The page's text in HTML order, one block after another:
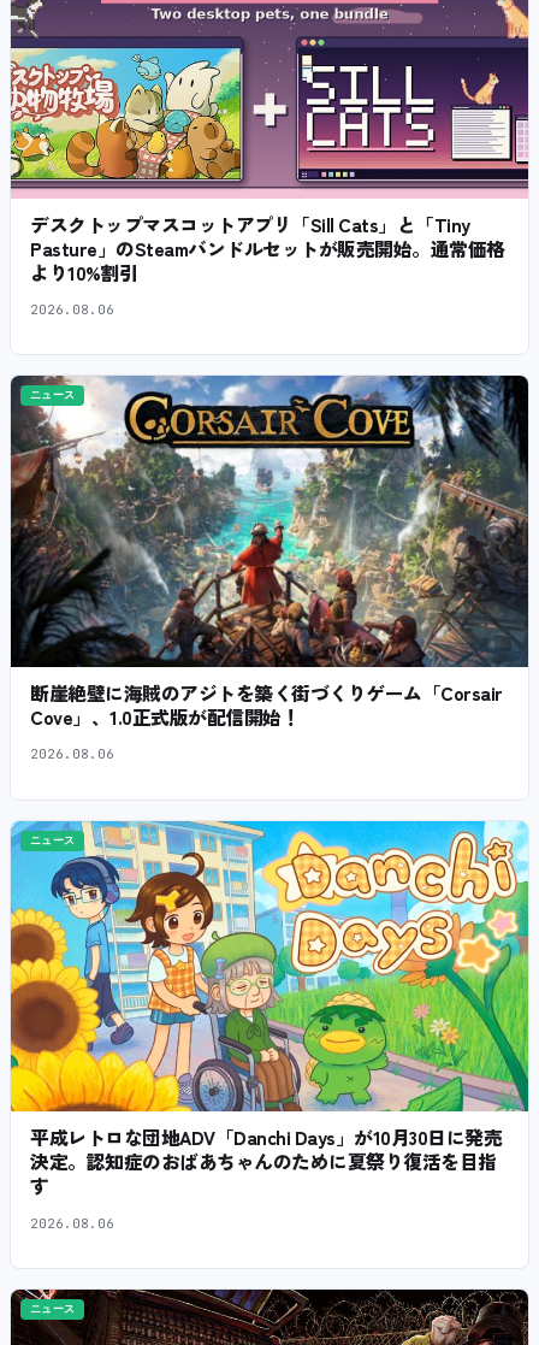
デスクトップマスコットアプリ「Sill Cats」と「Tiny
Pasture」のSteamバンドルセットが販売開始。通常価格
より10%割引
2026.08.06
ニュース
断崖絶壁に海賊のアジトを築く街づくりゲーム「Corsair
Cove」、1.0正式版が配信開始！
2026.08.06
ニュース
平成レトロな団地ADV「Danchi Days」が10月30日に発売
決定。認知症のおばあちゃんのために夏祭り復活を目指
す
2026.08.06
ニュース